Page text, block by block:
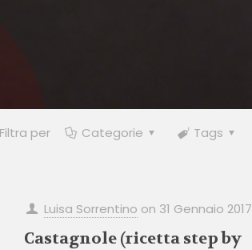
Filtra per Categorie Tags
Luisa Sorrentino on 31 Gennaio 2017
Castagnole (ricetta step by